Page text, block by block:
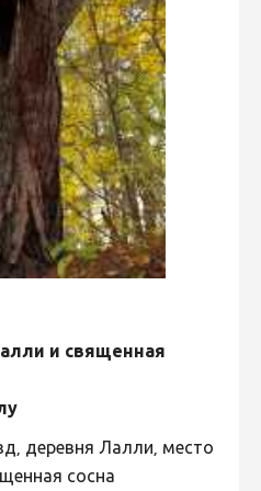
и священная
деревня Лалли, место
сосна